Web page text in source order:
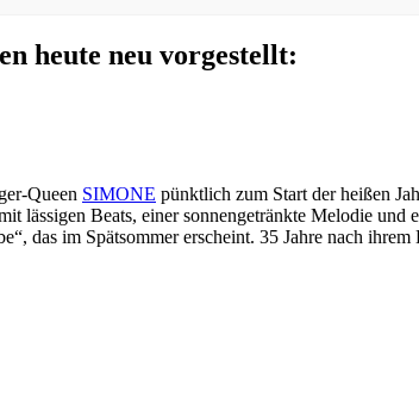
heute neu vorgestellt:
Queen SIMONE pünktlich zum Start der heißen
lässigen Beats, einer sonnengetränkte Melodie
das im Spätsommer erscheint. 35 Jahre nach